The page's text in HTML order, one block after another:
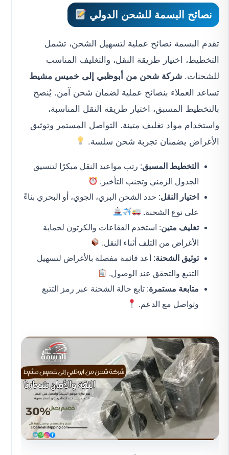
نصائح البسمة للشحن الدولي
تقدم البسمة نصائح عملية لتسهيل الشحن، تشمل
التخطيط، اختيار طريقة النقل، والتغليف المناسب
للشحنات. شركة شحن من أبوظبي إلى خميس مشيط
تساعد العملاء بنصائح عملية لضمان شحن آمن. يُنصح
بالتخطيط المسبق، اختيار طريقة النقل المناسبة،
واستخدام مواد تغليف متينة. التواصل المستمر وتوثيق
الأغراض يضمنان تجربة شحن سلسة.
التخطيط المسبق: رتب مواعيد النقل مبكرًا لتنسيق
الجدول الزمني وتجنب التأخير.
اختيار النقل: حدد الشحن البري، الجوي، أو البحري بناءً
على نوع الشحنة.
تغليف متين: استخدم الفقاعات والكرتون لحماية
الأغراض من التلف أثناء النقل.
توثيق الشحنة: أعد قائمة مفصلة بالأغراض لتسهيل
التتبع والتحقق عند الوصول.
متابعة مستمرة: تابع حالة الشحنة عبر رمز التتبع
وتواصل مع الدعم.